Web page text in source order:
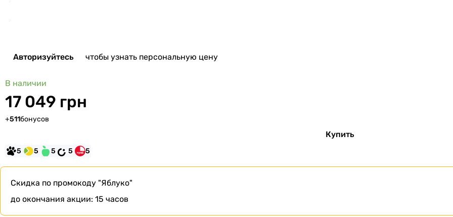
Авторизуйтесь чтобы узнать персональную цену
В наличии
17 049 грн
+511бонусов
Купить
5 5 5 5 5
Скидка по промокоду "Яблуко"
до окончания акции: 15 часов